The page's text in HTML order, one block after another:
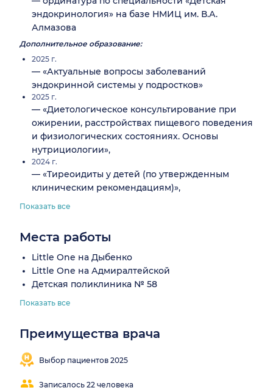
эндокринология» на базе НМИЦ им. В.А.
Алмазова
Дополнительное образование:
2025 г.
— «Актуальные вопросы заболеваний
эндокринной системы у подростков»
2025 г.
— «Диетологическое консультирование при
ожирении, расстройствах пищевого поведения
и физиологических состояниях. Основы
нутрициологии»,
2024 г.
— «Тиреоидиты у детей (по утвержденным
клиническим рекомендациям)»,
Показать все
Места работы
Little One на Дыбенко
Little One на Адмиралтейской
Детская поликлиника № 58
Показать все
Преимущества врача
Выбор пациентов 2025
Записалось 22 человека
объяснения
Находит
пациентом